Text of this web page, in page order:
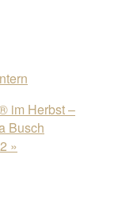
im Herbst –
Busch
»